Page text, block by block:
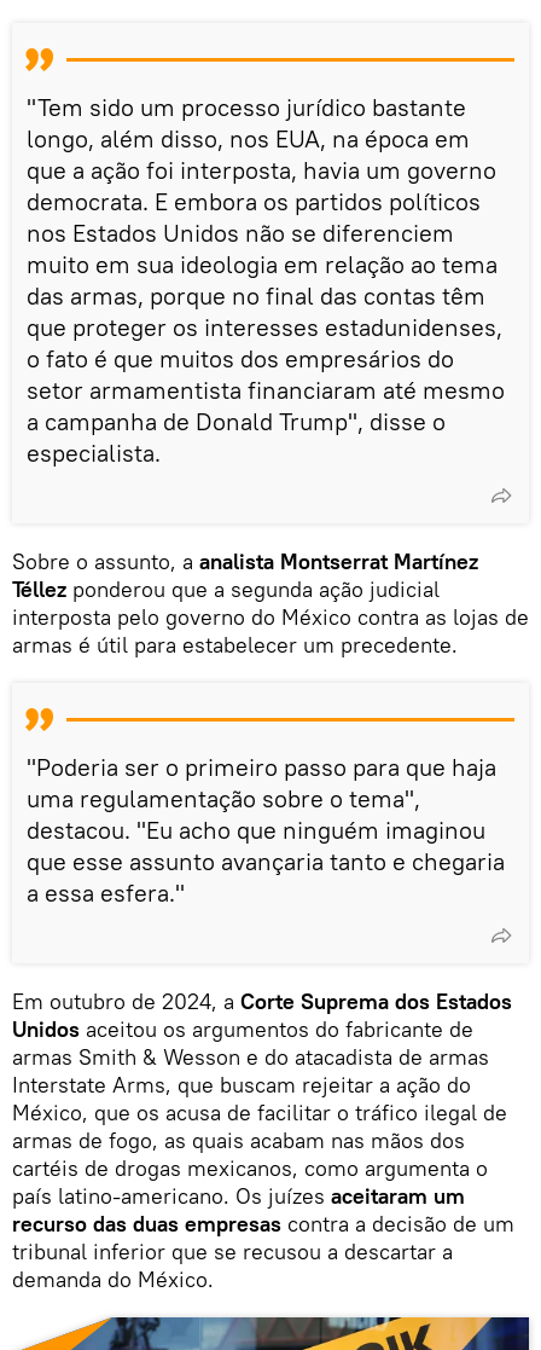
"Tem sido um processo jurídico bastante
longo, além disso, nos EUA, na época em
que a ação foi interposta, havia um governo
democrata. E embora os partidos políticos
nos Estados Unidos não se diferenciem
muito em sua ideologia em relação ao tema
das armas, porque no final das contas têm
que proteger os interesses estadunidenses,
o fato é que muitos dos empresários do
setor armamentista financiaram até mesmo
a campanha de Donald Trump", disse o
especialista.
Sobre o assunto, a analista Montserrat Martínez
Téllez ponderou que a segunda ação judicial
interposta pelo governo do México contra as lojas de
armas é útil para estabelecer um precedente.
"Poderia ser o primeiro passo para que haja
uma regulamentação sobre o tema",
destacou. "Eu acho que ninguém imaginou
que esse assunto avançaria tanto e chegaria
a essa esfera."
Em outubro de 2024, a Corte Suprema dos Estados
Unidos aceitou os argumentos do fabricante de
armas Smith & Wesson e do atacadista de armas
Interstate Arms, que buscam rejeitar a ação do
México, que os acusa de facilitar o tráfico ilegal de
armas de fogo, as quais acabam nas mãos dos
cartéis de drogas mexicanos, como argumenta o
país latino-americano. Os juízes aceitaram um
recurso das duas empresas contra a decisão de um
tribunal inferior que se recusou a descartar a
demanda do México.